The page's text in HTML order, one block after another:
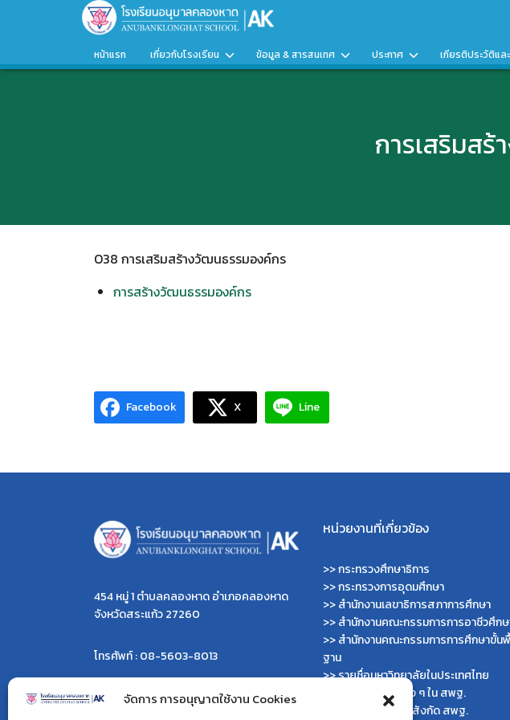
จัดการ การอนุญาตใช้งาน Cookies
หน้าแรก เกี่ยวกับโรงเรียน ข้อมูล & สารสนเทศ ประกาศ เกียรติประวัติแล
การเสริมส
O38 การเสริมสร้างวัฒนธรรมองค์กร
การสร้างวัฒนธรรมองค์กร
Facebook X Line
454 หมู่ 1 ตำบลคลองหาด อำเภอคลองหาด
จังหวัดสระแก้ว 27260
โทรศัพท์ : 08-5603-8013
ผู้ดูแลเว็บไซต์ :
หน่วยงานที่เกี่ยวข้อง
>>กระทรวงศึกษาธิการ
>>กระทรวงการอุดมศึกษา
>>สำนักงานเลขาธิการสภาการศึกษา
>>สำนักงานคณะกรรมการการอาชีวศึก
>>สำนักงานคณะกรรมการการศึกษาขั้น
ฐาน
>>รายชื่อมหาวิทยาลัยในประเทศไทย
เว็บไซต์สำนักต่าง ๆ ใน สพฐ.
เว็บไซต์ สพม. ในสังกัด สพฐ.